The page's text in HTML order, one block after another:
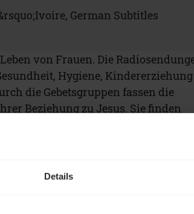
Details
German Subtitles
von Frauen. Die
Hygiene, Kindererziehung
die Gebetsgruppen fassen die
Beziehung zu Jesus. Sie finden
ausweglosen Lebenssituationen.
of Hope einen Gebetsbrief zu
zum Gebet. Im Juni beten wir für
Burkina Faso, Kamerun,